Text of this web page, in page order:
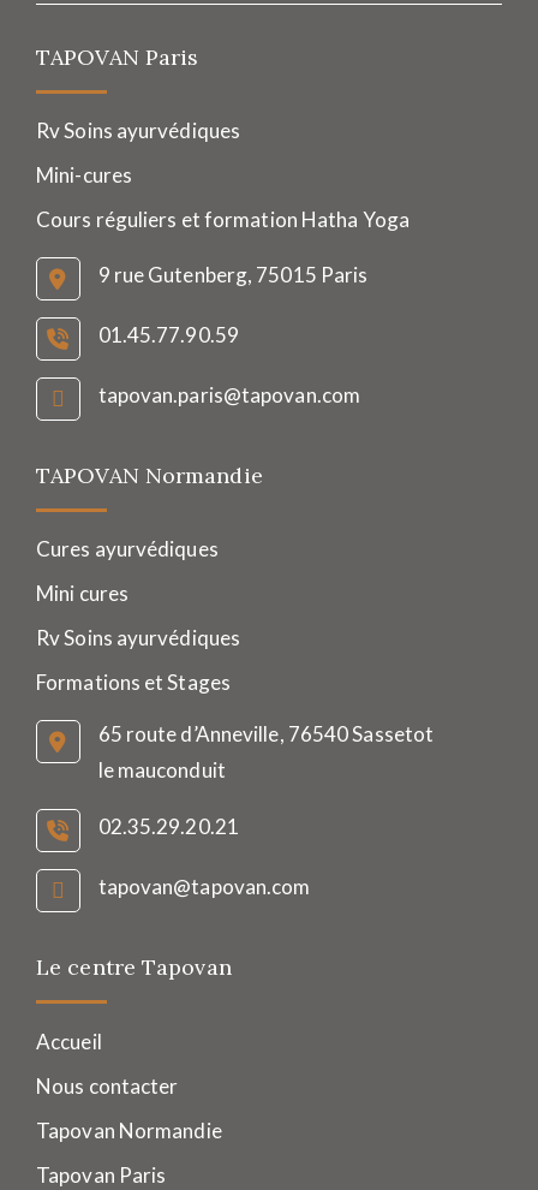
TAPOVAN Paris
Rv Soins ayurvédiques
Mini-cures
Cours réguliers et formation Hatha Yoga
9 rue Gutenberg, 75015 Paris
01.45.77.90.59
tapovan.paris@tapovan.com
TAPOVAN Normandie
Cures ayurvédiques
Mini cures
Rv Soins ayurvédiques
Formations et Stages
65 route d’Anneville, 76540 Sassetot
le mauconduit
02.35.29.20.21
tapovan@tapovan.com
Le centre Tapovan
Accueil
Nous contacter
Tapovan Normandie
Tapovan Paris